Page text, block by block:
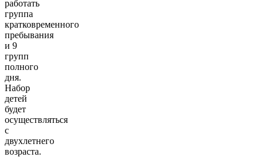
работать
группа
кратковременного
пребывания
и 9
групп
полного
дня.
Набор
детей
будет
осуществляться
с
двухлетнего
возраста.